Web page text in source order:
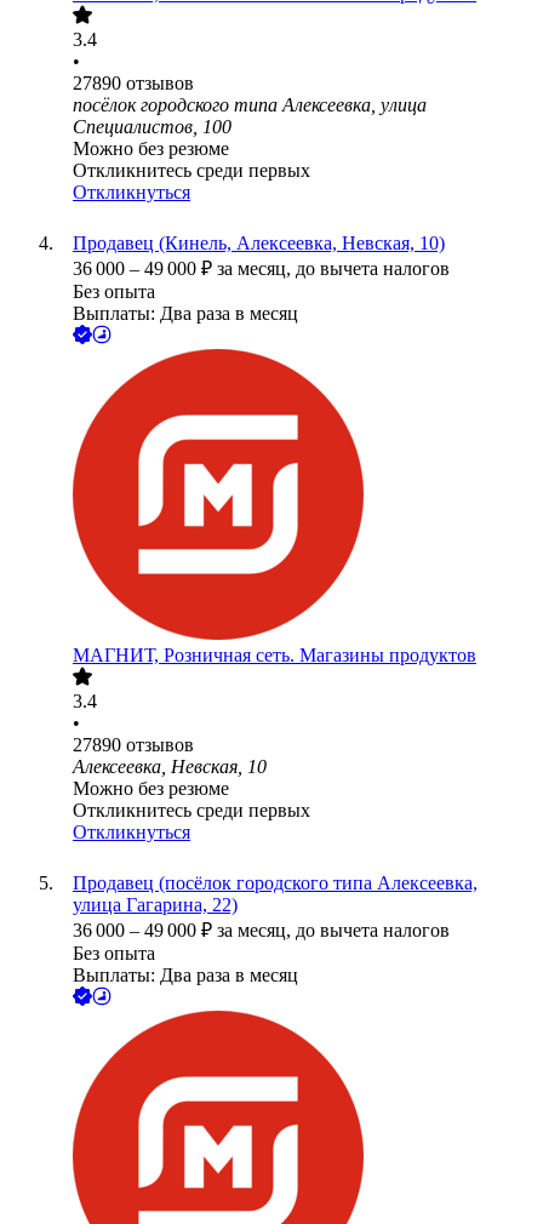
3.4
•
27890 отзывов
посёлок городского типа Алексеевка, улица
Специалистов, 100
Можно без резюме
Откликнитесь среди первых
Откликнуться
Продавец (Кинель, Алексеевка, Невская, 10)
36 000 – 49 000 ₽ за месяц, до вычета налогов
Без опыта
Выплаты: Два раза в месяц
МАГНИТ, Розничная сеть. Магазины продуктов
3.4
•
27890 отзывов
Алексеевка, Невская, 10
Можно без резюме
Откликнитесь среди первых
Откликнуться
Продавец (посёлок городского типа Алексеевка,
улица Гагарина, 22)
36 000 – 49 000 ₽ за месяц, до вычета налогов
Без опыта
Выплаты: Два раза в месяц